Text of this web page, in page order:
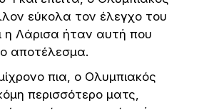
εύκολα τον έλεγχο του
η Λάρισα ήταν αυτή που
αποτέλεσμα.
πια, ο Ολυμπιακός
περισσότερο ματς,